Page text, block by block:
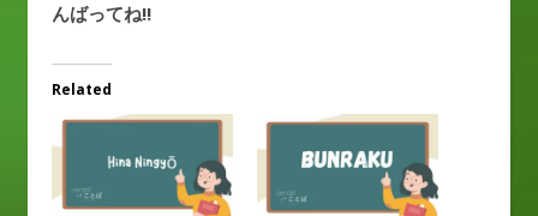
んばってね!!
Related